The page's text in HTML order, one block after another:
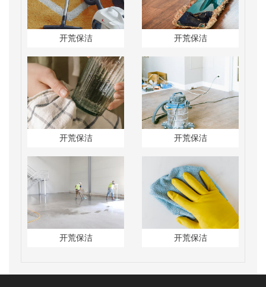
开荒保洁 开荒保洁
开荒保洁 开荒保洁
开荒保洁 开荒保洁